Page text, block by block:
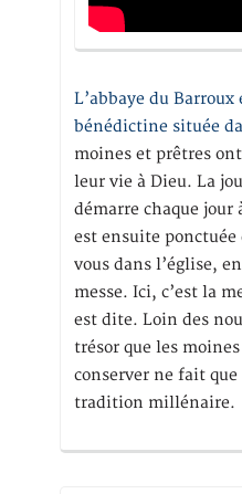
L’abbaye du Barroux
bénédictine située
moines et prêtres
leur vie à Dieu. La
démarre chaque
est ensuite
vous dans l’église,
messe. Ici, c’est la
est dite. Loin des
trésor que les
conserver ne fait que
tradition millénaire.